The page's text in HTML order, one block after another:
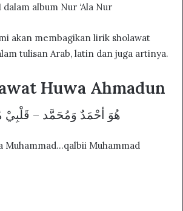
album Nur ‘Ala Nur
akan membagikan lirik sholawat
tulisan Arab, latin dan juga artinya.
Huwa Ahmadun
هُوَ أحْمَدٌ وَمُحَمَّد – قَلْبِيْ
Muhammad…qalbii Muhammad